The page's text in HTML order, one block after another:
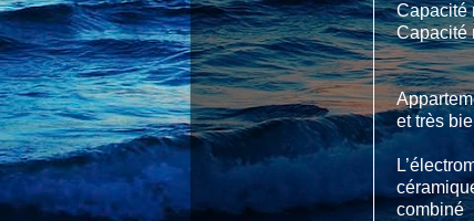
Capacité
Capacité
et très
combiné